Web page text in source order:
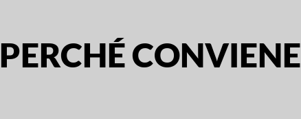
PERCHÉ CONVIENE